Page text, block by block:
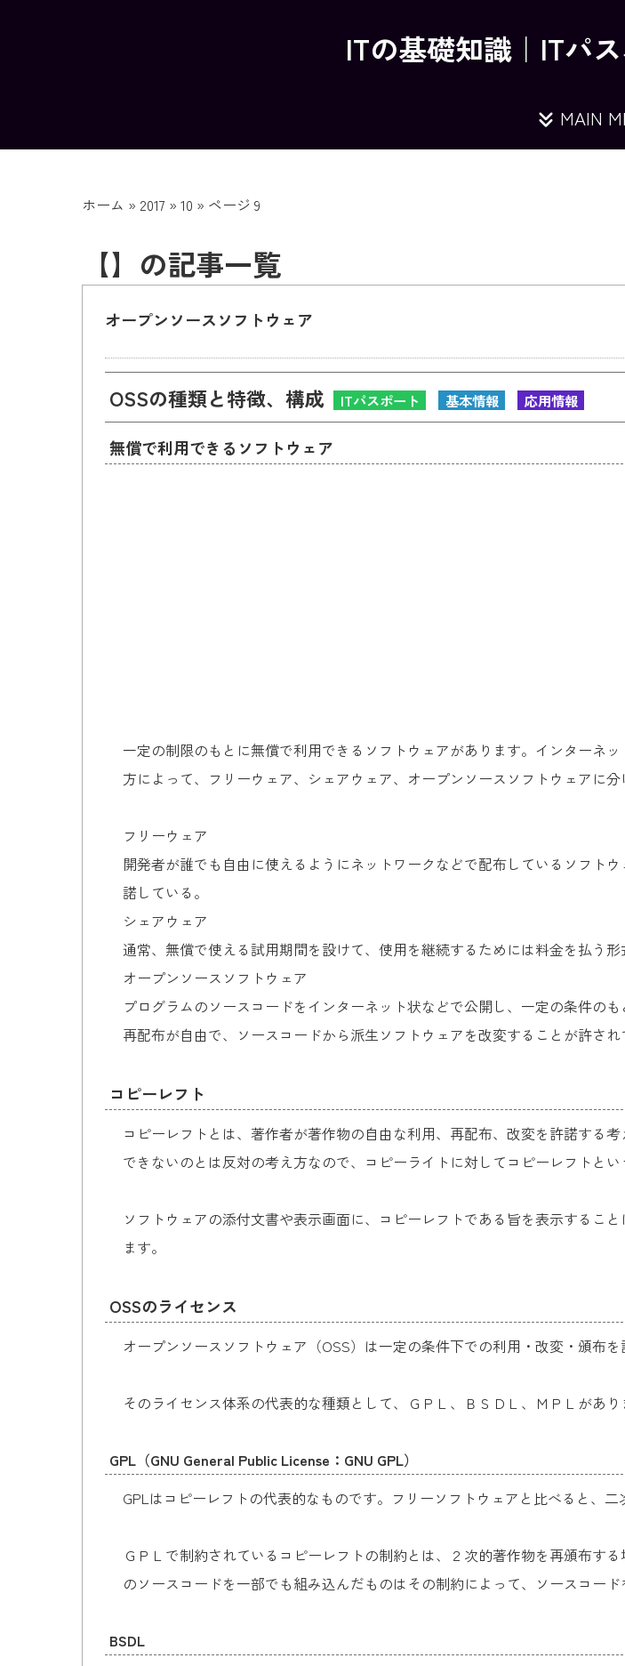
ITの基礎知識｜ITパ
MAIN
ホーム » 2017 » 10 » ページ 9
【】の記事一覧
オープンソースソフトウェア
OSSの種類と特徴、構成 ITパスポート 基本情報 応用情報
無償で利用できるソフトウェア
一定の制限のもとに無償で利用できるソフトウェアがあります。インターネ
方によって、フリーウェア、シェアウェア、オープンソースソフトウェアに分
フリーウェア
開発者が誰でも自由に使えるようにネットワークなどで配布しているソフト
諾している。
シェアウェア
通常、無償で使える試用期間を設けて、使用を継続するためには料金を払う
オープンソースソフトウェア
プログラムのソースコードをインターネット状などで公開し、一定の条件の
再配布が自由で、ソースコードから派生ソフトウェアを改変することが許され
コピーレフト
コピーレフトとは、著作者が著作物の自由な利用、再配布、改変を許諾する
できないのとは反対の考え方なので、コピーライトに対してコピーレフトとい
ソフトウェアの添付文書や表示画面に、コピーレフトである旨を表示するこ
ます。
OSSのライセンス
オープンソースソフトウェア（OSS）は一定の条件下での利用・改変・頒布を
そのライセンス体系の代表的な種類として、ＧＰＬ、ＢＳＤＬ、ＭＰＬがあり
GPL（GNU General Public License：GNU GPL）
GPLはコピーレフトの代表的なものです。フリーソフトウェアと比べると、
ＧＰＬで制約されているコピーレフトの制約とは、２次的著作物を再頒布す
のソースコードを一部でも組み込んだものはその制約によって、ソースコー
BSDL